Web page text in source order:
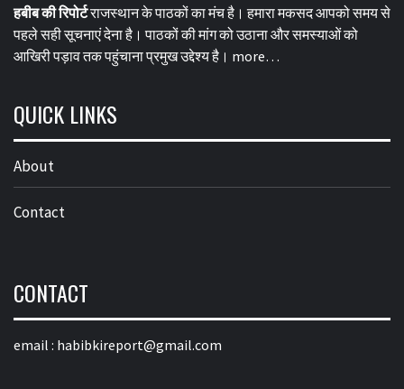
हबीब की रिपोर्टराजस्थान के पाठकों का मंच है। हमारा मकसद आपको समय से
पहले सही सूचनाएं देना है। पाठकों की मांग को उठाना और समस्याओं को
आखिरी पड़ाव तक पहुंचाना प्रमुख उद्देश्य है। more…
QUICK LINKS
About
Contact
CONTACT
email : habibkireport@gmail.com